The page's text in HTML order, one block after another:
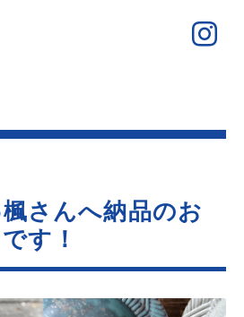
さんへ納品のお
す！